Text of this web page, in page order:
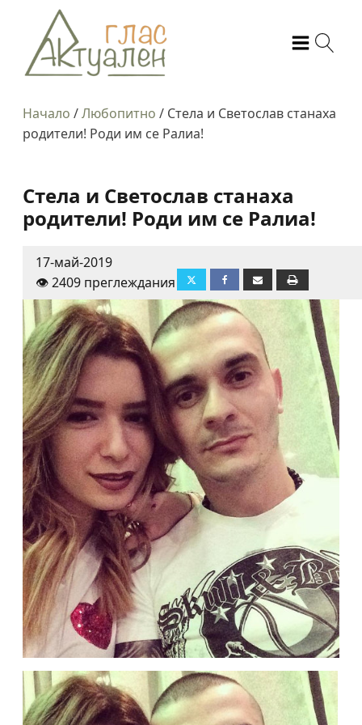
Начало /Любопитно / Стела и Светослав станаха
родители! Роди им се Ралиа!
Стела и Светослав станаха
родители! Роди им се Ралиа!
17-май-2019
👁️ 2409 преглеждания